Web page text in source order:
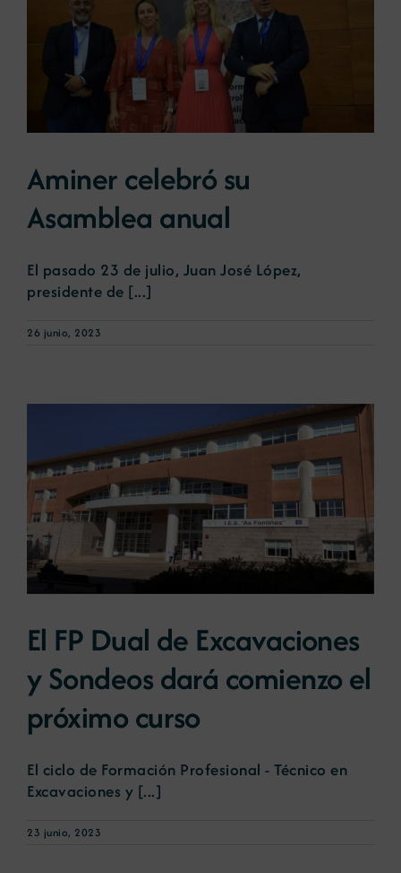
Aminer celebró su
Asamblea anual
El pasado 23 de julio, Juan José López,
presidente de [...]
26 junio, 2023
El FP Dual de Excavaciones
y Sondeos dará comienzo el
próximo curso
El ciclo de Formación Profesional - Técnico en
Excavaciones y [...]
23 junio, 2023